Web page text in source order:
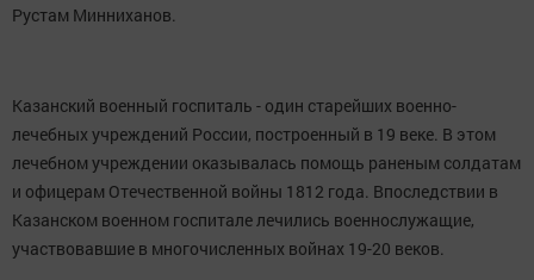
Рустам Минниханов.
Казанский военный госпиталь - один старейших военно-
лечебных учреждений России, построенный в 19 веке. В этом
лечебном учреждении оказывалась помощь раненым солдатам
и офицерам Отечественной войны 1812 года. Впоследствии в
Казанском военном госпитале лечились военнослужащие,
участвовавшие в многочисленных войнах 19-20 веков.